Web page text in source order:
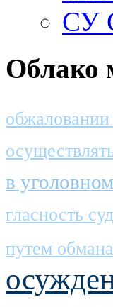
СУ
Облако
в
гласность
путем обмана